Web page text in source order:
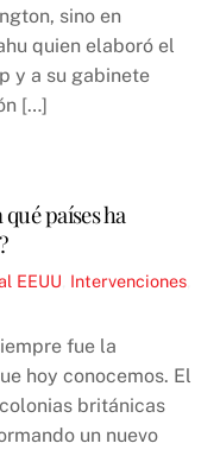
sino en
quien elaboró el
y a su gabinete
[…]
países ha
EEUU Intervenciones
fue la
hoy conocemos. El
británicas
un nuevo